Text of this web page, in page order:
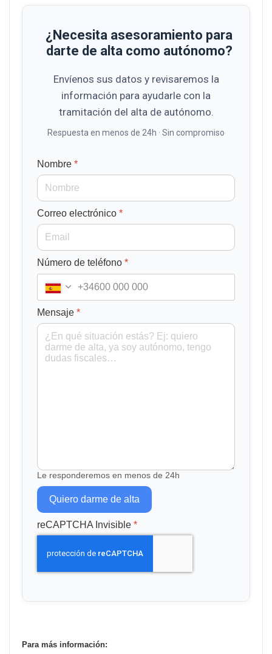
¿Necesita asesoramiento para
darte de alta como autónomo?
Envíenos sus datos y revisaremos la
información para ayudarle con la
tramitación del alta de autónomo.
Respuesta en menos de 24h · Sin compromiso
Nombre *
Correo electrónico *
Número de teléfono *
+34
Mensaje *
Le responderemos en menos de 24h
Quiero darme de alta
reCAPTCHA Invisible *
Para más información: